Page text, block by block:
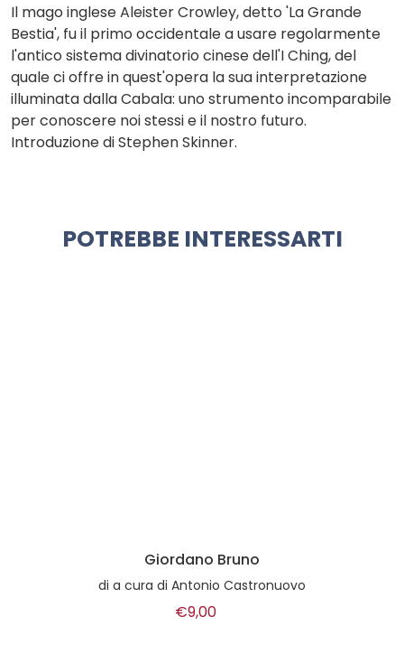
Il mago inglese Aleister Crowley, detto 'La Grande
Bestia', fu il primo occidentale a usare regolarmente
l'antico sistema divinatorio cinese dell'I Ching, del
quale ci offre in quest'opera la sua interpretazione
illuminata dalla Cabala: uno strumento incomparabile
per conoscere noi stessi e il nostro futuro.
Introduzione di Stephen Skinner.
POTREBBE INTERESSARTI
Giordano Bruno
di a cura di Antonio Castronuovo
€9,00